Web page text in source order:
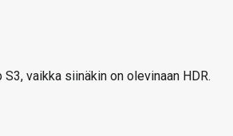
vaikka siinäkin on olevinaan HDR.